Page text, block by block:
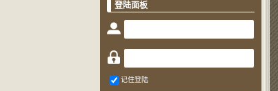
登陆面板
记住登陆